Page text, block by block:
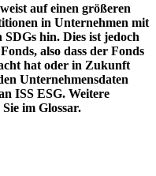
auf einen größeren
in Unternehmen mit
hin. Dies ist jedoch
also dass der Fonds
hat oder in Zukunft
Unternehmensdaten
ISS ESG. Weitere
im Glossar.